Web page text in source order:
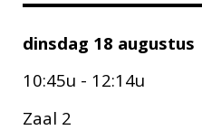
dinsdag 18 augustus
10:45u - 12:14u
Zaal 2